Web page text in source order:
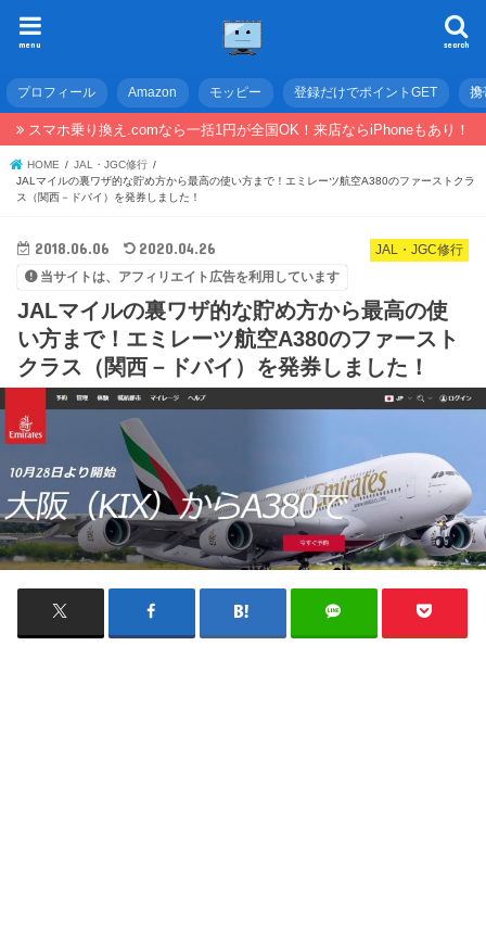
search
menu
プロフィール Amazon モッピー 登録だけでポイントGET 携
スマホ乗り換え.comなら一括1円が全国OK！来店ならiPhoneもあり！
HOME
JAL・JGC修行
JALマイルの裏ワザ的な貯め方から最高の使い方まで！エミレーツ航空A380のファーストクラ
ス（関西－ドバイ）を発券しました！
JAL・JGC修行
2018.06.06 2020.04.26
当サイトは、アフィリエイト広告を利用しています
JALマイルの裏ワザ的な貯め方から最高の使
い方まで！エミレーツ航空A380のファースト
クラス（関西－ドバイ）を発券しました！